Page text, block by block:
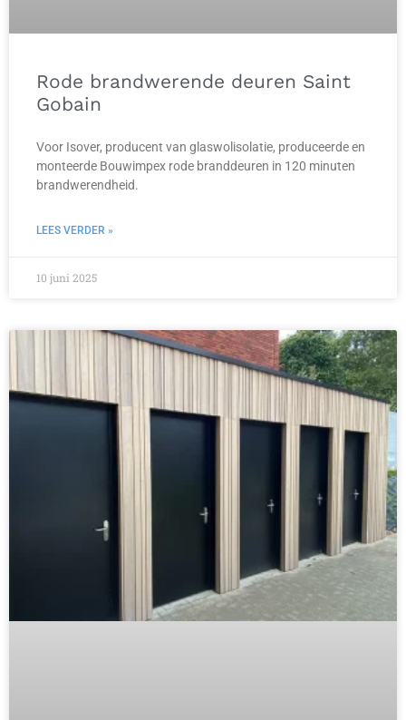
Rode brandwerende deuren Saint
Gobain
Voor Isover, producent van glaswolisolatie, produceerde en
monteerde Bouwimpex rode branddeuren in 120 minuten
brandwerendheid.
LEES VERDER »
10 juni 2025